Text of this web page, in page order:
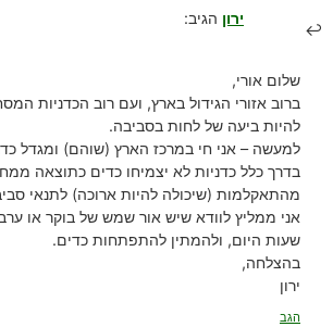
ירון הגיב:
שלום אורי,
ברוב אזורי הגידול בארץ, ועם רוב הכדניות
להיות ביעה של לחות בסביבה.
למעשה – אני חי במרכז הארץ (שוהם) ומגדל
בדרך כלל כדניות לא יצמיחו כדים כתוצאה
מהתאקלמות (שיכולה להיות ארוכה) לתנאי
אני ממליץ לוודא שיש אור שמש של בוקר או
שעות היום, ולהמתין להתפתחות כדים.
בהצלחה,
ירון
הגב